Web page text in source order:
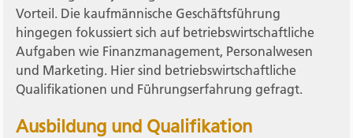
Vorteil. Die kaufmännische Geschäftsführung
hingegen fokussiert sich auf betriebswirtschaftliche
Aufgaben wie Finanzmanagement, Personalwesen
und Marketing. Hier sind betriebswirtschaftliche
Qualifikationen und Führungserfahrung gefragt.
Ausbildung und Qualifikation